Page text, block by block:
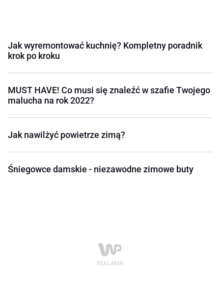
Jak wyremontować kuchnię? Kompletny poradnik
krok po kroku
MUST HAVE! Co musi się znaleźć w szafie Twojego
malucha na rok 2022?
Jak nawilżyć powietrze zimą?
Śniegowce damskie - niezawodne zimowe buty